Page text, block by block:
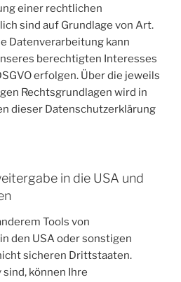
einer rechtlichen
sind auf Grundlage von Art.
Datenverarbeitung kann
berechtigten Interesses
erfolgen. Über die jeweils
Rechtsgrundlagen wird in
dieser Datenschutzerklärung
in die USA und
Tools von
den USA oder sonstigen
sicheren Drittstaaten.
können Ihre